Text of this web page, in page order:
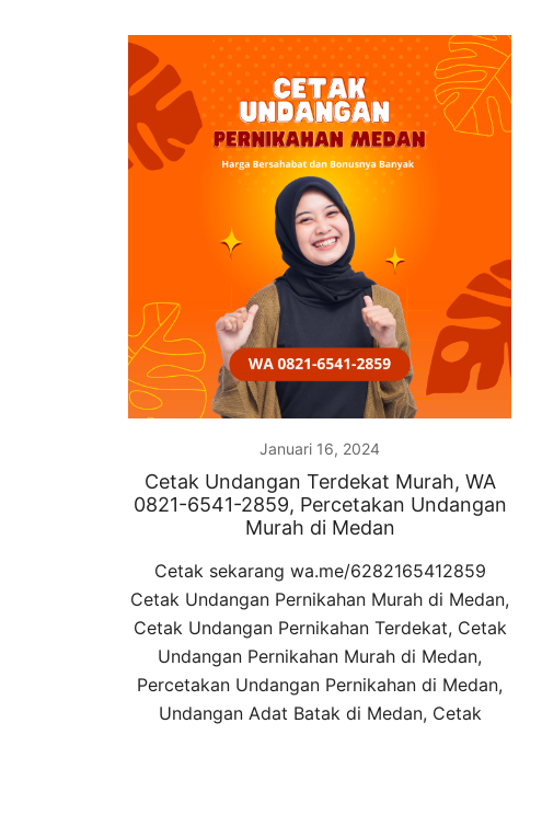
Januari 16, 2024
Cetak Undangan Terdekat Murah, WA
0821-6541-2859, Percetakan Undangan
Murah di Medan
Cetak sekarang wa.me/6282165412859
Cetak Undangan Pernikahan Murah di Medan,
Cetak Undangan Pernikahan Terdekat, Cetak
Undangan Pernikahan Murah di Medan,
Percetakan Undangan Pernikahan di Medan,
Undangan Adat Batak di Medan, Cetak